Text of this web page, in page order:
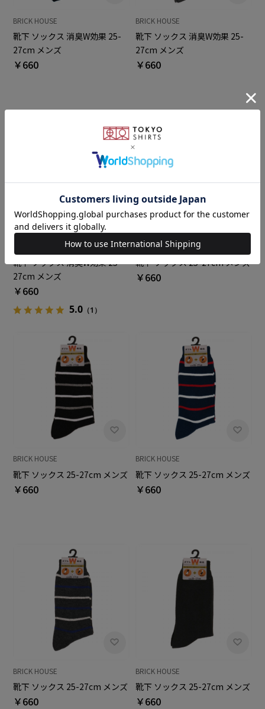
BRICK HOUSE
靴下 ソックス 消臭W効果 25-
27cm メンズ
￥660
BRICK HOUSE
靴下 ソックス 消臭W効果 25-
27cm メンズ
￥660
靴下 ソックス 消臭W効果 25-
27cm メンズ
￥660
5.0（1）
BRICK HOUSE
靴下 ソックス 25-27cm メンズ
￥660
BRICK HOUSE
靴下 ソックス 25-27cm メンズ
￥660
BRICK HOUSE
靴下 ソックス 25-27cm メンズ
￥660
BRICK HOUSE
靴下 ソックス 25-27cm メンズ
￥660
BRICK HOUSE
靴下 ソックス 25-27cm メンズ
￥660